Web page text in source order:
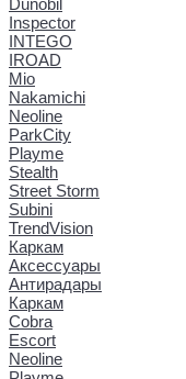
Inspector
INTEGO
IROAD
Mio
Nakamichi
Neoline
ParkCity
Playme
Stealth
Street Storm
Subini
TrendVision
Каркам
Аксессуары
Антирадары
Каркам
Cobra
Escort
Neoline